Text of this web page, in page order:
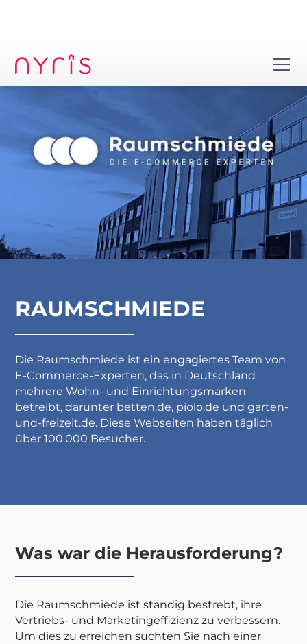
RAUMSCHMIEDE
Die Raumschmiede ist ein engagiertes Team von
E-Commerce-Experten, das in Deutschland
mehrere Wohn- und Einrichtungsmarken
betreibt, darunter betten.de, piolo.de und garten-
und-freizeit.de. Diese Webseiten haben täglich
über 100.000 Besucher.
Was war die Herausforderung?
Die Raumschmiede ist ständig bestrebt, ihre
Vertriebs- und Marketingeffizienz zu verbessern.
Um dies zu erreichen suchten Sie nach einer